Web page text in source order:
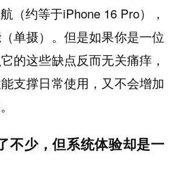
（约等于iPhone 16 Pro），
单摄）。但是如果你是一位
的这些缺点反而无关痛痒，
支撑日常使用，又不会增加
不少，但系统体验却是一